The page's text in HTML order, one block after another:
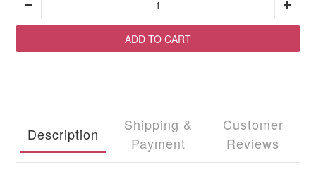
ADD TO CART
Description
Shipping &
Payment
Customer
Reviews